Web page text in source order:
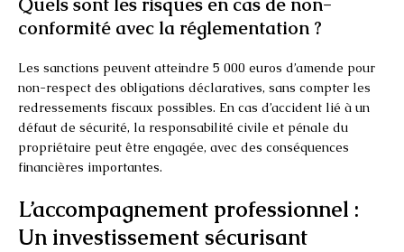
conformité avec la réglementation ?
Les sanctions peuvent atteindre 5 000 euros d’amende pour
non-respect des obligations déclaratives, sans compter les
redressements fiscaux possibles. En cas d’accident lié à un
défaut de sécurité, la responsabilité civile et pénale du
propriétaire peut être engagée, avec des conséquences
financières importantes.
L’accompagnement professionnel :
Un investissement sécurisant